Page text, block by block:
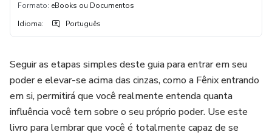
Formato: eBooks ou Documentos
Idioma: Português
Seguir as etapas simples deste guia para entrar em seu
poder e elevar-se acima das cinzas, como a Fênix entrando
em si, permitirá que você realmente entenda quanta
influência você tem sobre o seu próprio poder. Use este
livro para lembrar que você é totalmente capaz de se